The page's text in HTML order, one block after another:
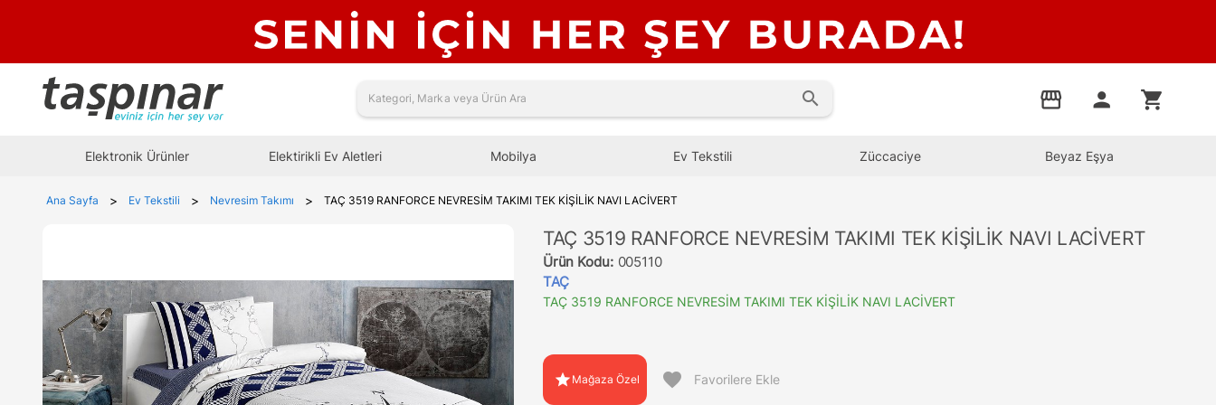
search storefront person shopping_cart
Elektronik Ürünler Elektirikli Ev Aletleri Mobilya Ev Tekstili Züccaciye Beyaz Eşya
Ana Sayfa > Ev Tekstili > Nevresim Takımı > TAÇ 3519 RANFORCE NEVRESİM TAKIMI TEK KİŞİLİK NAVI LACİVERT
TAÇ 3519 RANFORCE NEVRESİM TAKIMI TEK KİŞİLİK NAVI LACİVERT
Ürün Kodu: 005110
TAÇ
TAÇ 3519 RANFORCE NEVRESİM TAKIMI TEK KİŞİLİK NAVI LACİVERT
star Mağaza Özel favorite Favorilere Ekle